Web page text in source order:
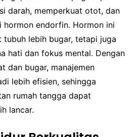
darah, memperkuat otot, dan
hormon endorfin. Hormon ini
tubuh lebih bugar, tetapi juga
hati dan fokus mental. Dengan
dan bugar, manajemen
lebih efisien, sehingga
rumah tangga dapat
lancar.